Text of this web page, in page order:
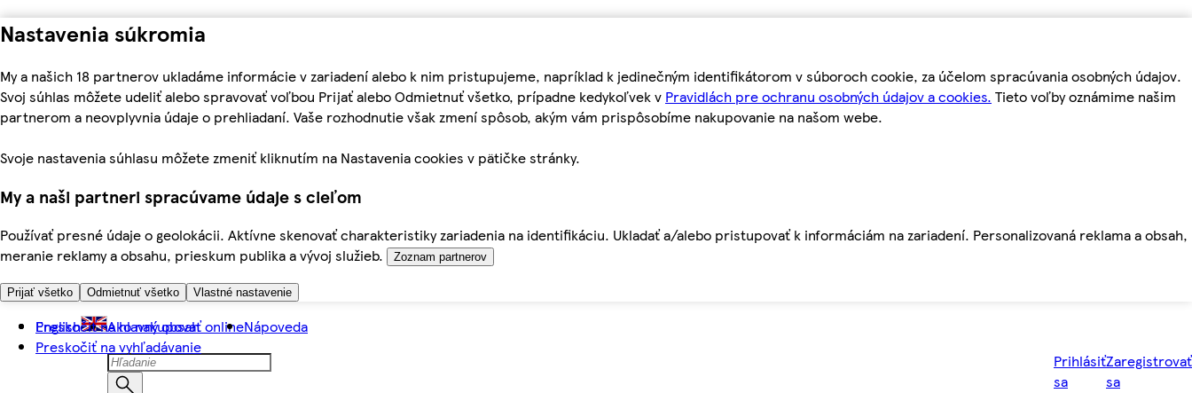
Nastavenia súkromia
My a našich 18 partnerov ukladáme informácie v zariadení alebo k nim pristupujeme, napríklad k jedinečným identifikátorom v súboroch cookie, za účelom spracúvania osobných údajov.
Svoj súhlas môžete udeliť alebo spravovať voľbou Prijať alebo Odmietnuť všetko, prípadne kedykoľvek v Pravidlách pre ochranu osobných údajov a cookies. Tieto voľby oznámime našim
partnerom a neovplyvnia údaje o prehliadaní. Vaše rozhodnutie však zmení spôsob, akým vám prispôsobíme nakupovanie na našom webe.
Svoje nastavenia súhlasu môžete zmeniť kliknutím na Nastavenia cookies v pätičke stránky.
My a naši partneri spracúvame údaje s cieľom
Používať presné údaje o geolokácii. Aktívne skenovať charakteristiky zariadenia na identifikáciu. Ukladať a/alebo pristupovať k informáciám na zariadení. Personalizovaná reklama a obsah,
meranie reklamy a obsahu, prieskum publika a vývoj služieb.
Zoznam partnerov
Prijať všetko Odmietnuť všetko Vlastné nastavenie
Preskočiť na hlavný obsah
Preskočiť na vyhľadávanie
English Ako nakupovať onlineNápoveda
Prihlásiť
sa
Zaregistrovať
sa